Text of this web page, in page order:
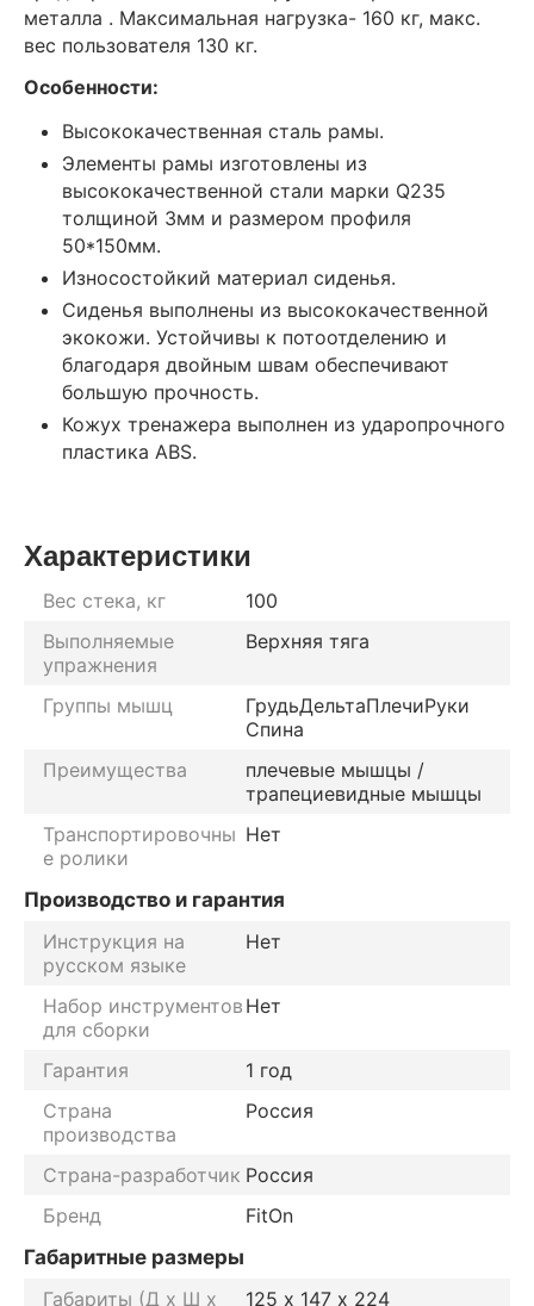
металла . Максимальная нагрузка- 160 кг, макс.
вес пользователя 130 кг.
Особенности:
Высококачественная сталь рамы.
Элементы рамы изготовлены из
высококачественной стали марки Q235
толщиной 3мм и размером профиля
50*150мм.
Износостойкий материал сиденья.
Сиденья выполнены из высококачественной
экокожи. Устойчивы к потоотделению и
благодаря двойным швам обеспечивают
большую прочность.
Кожух тренажера выполнен из ударопрочного
пластика ABS.
Характеристики
Вес стека, кг
100
Выполняемые
упражнения
Верхняя тяга
Группы мышц ГрудьДельтаПлечиРуки
Спина
Преимущества
плечевые мышцы /
трапециевидные мышцы
Транспортировочны
е ролики
Нет
Производство и гарантия
Инструкция на
русском языке
Нет
Набор инструментов
для сборки
Нет
Гарантия
1 год
Страна
производства
Россия
Страна-разработчик Россия
Бренд
FitOn
Габаритные размеры
Габариты (Д х Ш х
125 х 147 х 224